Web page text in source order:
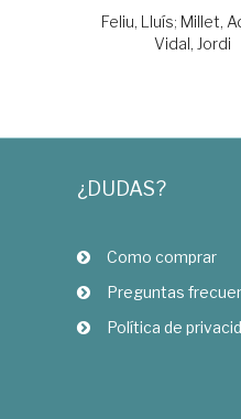
Feliu, Lluís; Millet,
Vidal, Jordi
¿DUDAS?
Como comprar
Preguntas
Política de